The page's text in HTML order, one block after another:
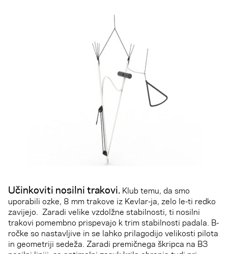
Učinkoviti nosilni trakovi. Klub temu, da smo
uporabili ozke, 8 mm trakove iz Kevlar-ja, zelo le-ti redko
zavijejo. Zaradi velike vzdolžne stabilnosti, ti nosilni
trakovi pomembno prispevajo k trim stabilnosti padala. B-
ročke so nastavljive in se lahko prilagodijo velikosti pilota
in geometriji sedeža. Zaradi premičnega škripca na B3